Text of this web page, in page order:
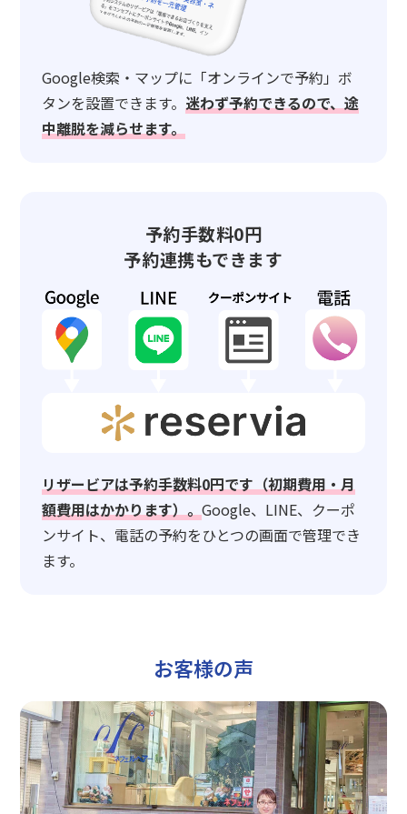
Google検索・マップに「オンラインで予約」ボ
タンを設置できます。迷わず予約できるので、途
中離脱を減らせます。
予約手数料0円
予約連携もできます
リザービアは予約手数料0円です（初期費用・月
額費用はかかります）。Google、LINE、クーポ
ンサイト、電話の予約をひとつの画面で管理でき
ます。
お客様の声